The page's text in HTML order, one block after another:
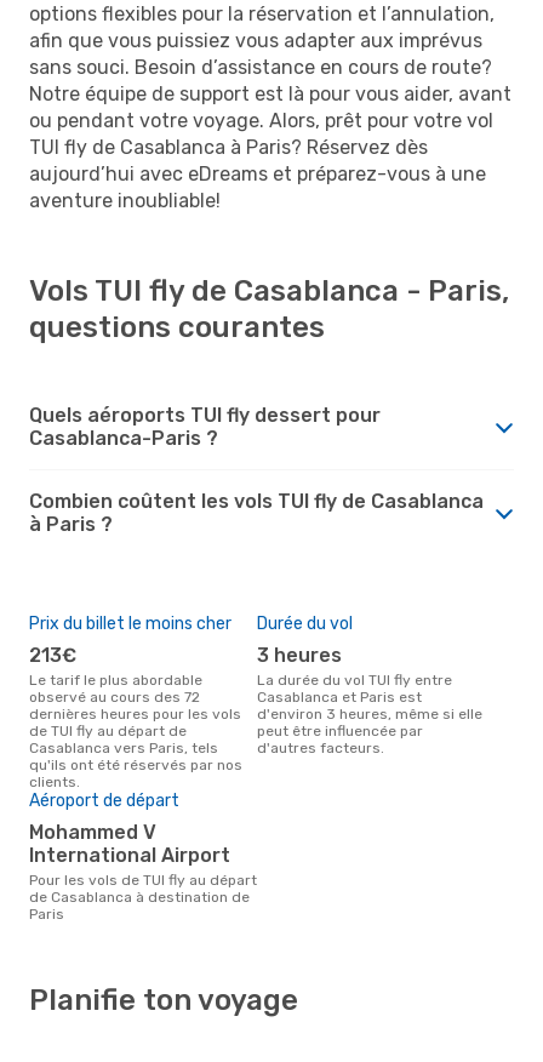
options flexibles pour la réservation et l’annulation,
afin que vous puissiez vous adapter aux imprévus
sans souci. Besoin d’assistance en cours de route?
Notre équipe de support est là pour vous aider, avant
ou pendant votre voyage. Alors, prêt pour votre vol
TUI fly de Casablanca à Paris? Réservez dès
aujourd’hui avec eDreams et préparez-vous à une
aventure inoubliable!
Vols TUI fly de Casablanca - Paris,
questions courantes
Quels aéroports TUI fly dessert pour
Casablanca-Paris ?
Combien coûtent les vols TUI fly de Casablanca
à Paris ?
Prix du billet le moins cher
213€
Le tarif le plus abordable
observé au cours des 72
dernières heures pour les vols
de TUI fly au départ de
Casablanca vers Paris, tels
qu'ils ont été réservés par nos
clients.
Durée du vol
3 heures
La durée du vol TUI fly entre
Casablanca et Paris est
d'environ 3 heures, même si elle
peut être influencée par
d'autres facteurs.
Aéroport de départ
Mohammed V
International Airport
Pour les vols de TUI fly au départ
de Casablanca à destination de
Paris
Planifie ton voyage